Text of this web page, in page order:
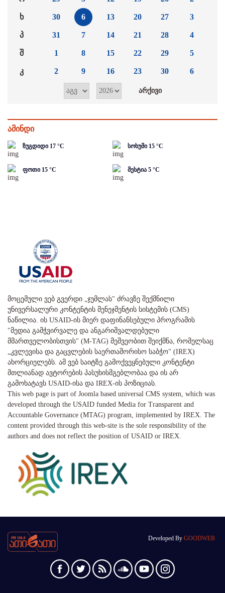
ხ
პ
შ
კ
30
31
1
2
6
7
8
9
13
14
15
16
20
21
22
23
27
28
29
30
3
4
5
6
ამინდი
ზუგდიდი 17 °C სოხუმი 15 °C
ფოთი 15 °C მესტია 5 °C
მოცემული ვებ გვერდი „ჯუმლას" ძრავზე შექმნილი
უნივერსალური კონტენტის მენეჯმენტის სისტემის (CMS)
ნაწილია. ის USAID-ის მიერ დაფინანსებული პროგრამის
"მედია გამჭვირვალე და ანგარიშვალდებული
მმართველობისთვის" (M-TAG) მეშვეობით შეიქმნა, რომელსაც
„კვლევისა და გაცვლების საერთაშორისო საბჭო" (IREX)
ახორციელებს. ამ ვებ საიტზე გამოქვეყნებული კონტენტი
მთლიანად ავტორების პასუხისმგებლობაა და ის არ
გამოხატავს USAID-ისა და IREX-ის პოზიციას.
This web page is part of Joomla based universal CMS system, which was
developed through the USAID funded Media for Transparent and
Accountable Governance (MTAG) program, implemented by IREX. The
content provided through this web-site is the sole responsibility of the
authors and does not reflect the position of USAID or IREX.
Developed By GOODWEB